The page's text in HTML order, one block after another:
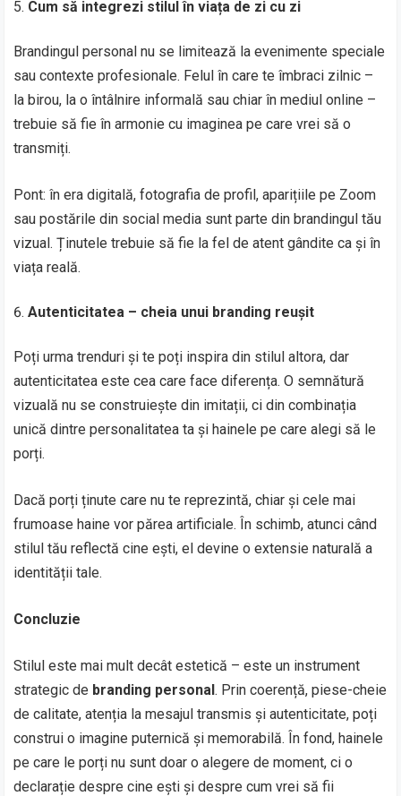
Cum să integrezi stilul în viața de zi cu zi
Brandingul personal nu se limitează la evenimente speciale
sau contexte profesionale. Felul în care te îmbraci zilnic –
la birou, la o întâlnire informală sau chiar în mediul online –
trebuie să fie în armonie cu imaginea pe care vrei să o
transmiți.
Pont: în era digitală, fotografia de profil, aparițiile pe Zoom
sau postările din social media sunt parte din brandingul tău
vizual. Ținutele trebuie să fie la fel de atent gândite ca și în
viața reală.
Autenticitatea – cheia unui branding reușit
Poți urma trenduri și te poți inspira din stilul altora, dar
autenticitatea este cea care face diferența. O semnătură
vizuală nu se construiește din imitații, ci din combinația
unică dintre personalitatea ta și hainele pe care alegi să le
porți.
Dacă porți ținute care nu te reprezintă, chiar și cele mai
frumoase haine vor părea artificiale. În schimb, atunci când
stilul tău reflectă cine ești, el devine o extensie naturală a
identității tale.
Concluzie
Stilul este mai mult decât estetică – este un instrument
strategic de branding personal. Prin coerență, piese-cheie
de calitate, atenția la mesajul transmis și autenticitate, poți
construi o imagine puternică și memorabilă. În fond, hainele
pe care le porți nu sunt doar o alegere de moment, ci o
declarație despre cine ești și despre cum vrei să fii